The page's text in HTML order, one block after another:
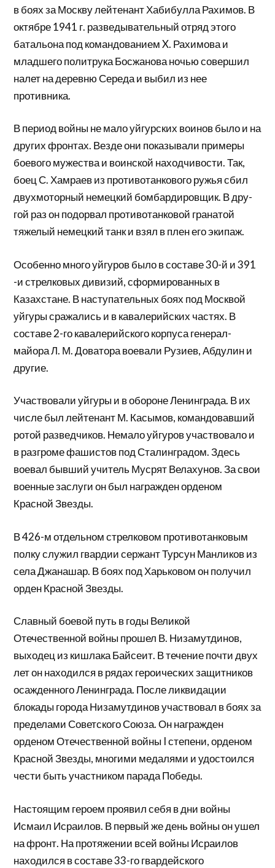
в боях за Москву лейтенант Хабибулла Рахимов. В
октябре 1941 г. разведывательный отряд этого
батальона под командованием X. Рахи­мова и
младшего политрука Босжанова ночью совершил
налет на деревню Середа и выбил из нее
противника.
В период войны не мало уйгурских воинов было и на
других фронтах. Везде они показывали примеры
боевого мужества и воинской находчивости. Так,
боец С. Хамраев из противотанково­го ружья сбил
двухмоторный немецкий бомбардировщик. В дру­
гой раз он подорвал противотанковой гранатой
тяжелый немецкий танк и взял в плен его экипаж.
Особенно много уйгуров было в составе 30-й и 391
-и стрелко­вых дивизий, сформированных в
Казахстане. В наступательных боях под Москвой
уйгуры сражались и в кавалерийских частях. В
составе 2-го кавалерийского корпуса генерал-
майора Л. М. До­ватора воевали Рузиев, Абдулин и
другие.
Участвовали уйгуры и в обороне Ленинграда. В их
числе был лейтенант М. Касымов, командовавший
ротой разведчиков. Нема­ло уйгуров участвовало и
в разгроме фашистов под Сталинградом. Здесь
воевал бывший учитель Мусрят Велахунов. За свои
воен­ные заслуги он был награжден орденом
Красной Звезды.
В 426-м отдельном стрелковом противотанковым
полку служил гвардии сержант Турсун Манликов из
села Джанашар. В боях под Харьковом он получил
орден Красной Звезды.
Славный боевой путь в годы Великой
Отечественной войны прошел В. Низамутдинов,
выходец из кишлака Байсеит. В течение почти двух
лет он находился в рядах героических защитников
осажденного Ленинграда. После ликвидации
блокады города Низамутдинов участвовал в боях за
пределами Советского Союза. Он награжден
орденом Отечественной войны I степени, орденом
Красной Звезды, многими медалями и удостоился
чести быть участником парада Победы.
Настоящим героем проявил себя в дни войны
Исмаил Исраилов. В первый же день войны он ушел
на фронт. На протяжении всей войны Исраилов
находился в составе 33-го гвардейского